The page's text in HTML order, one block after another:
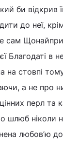
би відкрив
до неї,
сам
в
на стовпі
а не про
перл та
шлюб ніколи
любов’ю